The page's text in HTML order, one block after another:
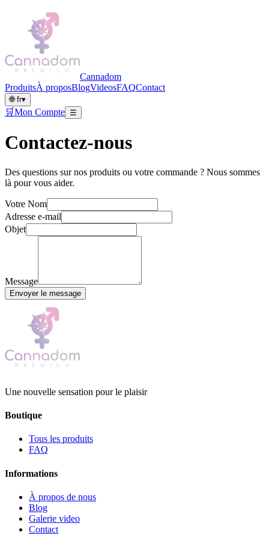
Cannadom
ProduitsÀ proposBlogVideosFAQContact
🌐fr▾
🛒Mon Compte ☰
Contactez-nous
Des questions sur nos produits ou votre commande ? Nous sommes
là pour vous aider.
Votre Nom
Adresse e-mail
Objet
Message
Envoyer le message
Une nouvelle sensation pour le plaisir
Boutique
Tous les produits
FAQ
Informations
À propos de nous
Blog
Galerie video
Contact